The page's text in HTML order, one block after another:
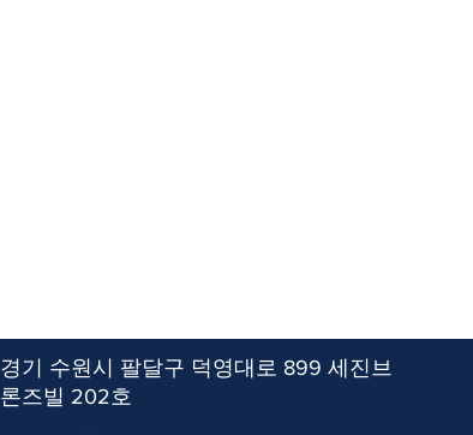
경기 수원시 팔달구 덕영대로 899 세진브
론즈빌 202호